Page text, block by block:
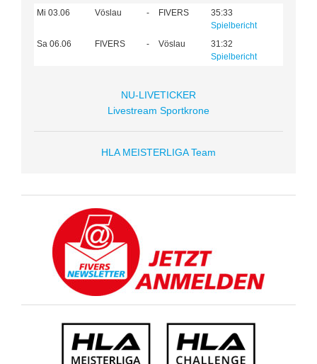
Mi 03.06 Vöslau - FIVERS
35:33
Spielbericht
Sa 06.06
FIVERS - Vöslau
31:32
Spielbericht
NU-LIVETICKER
Livestream Sportkrone
HLA MEISTERLIGA Team